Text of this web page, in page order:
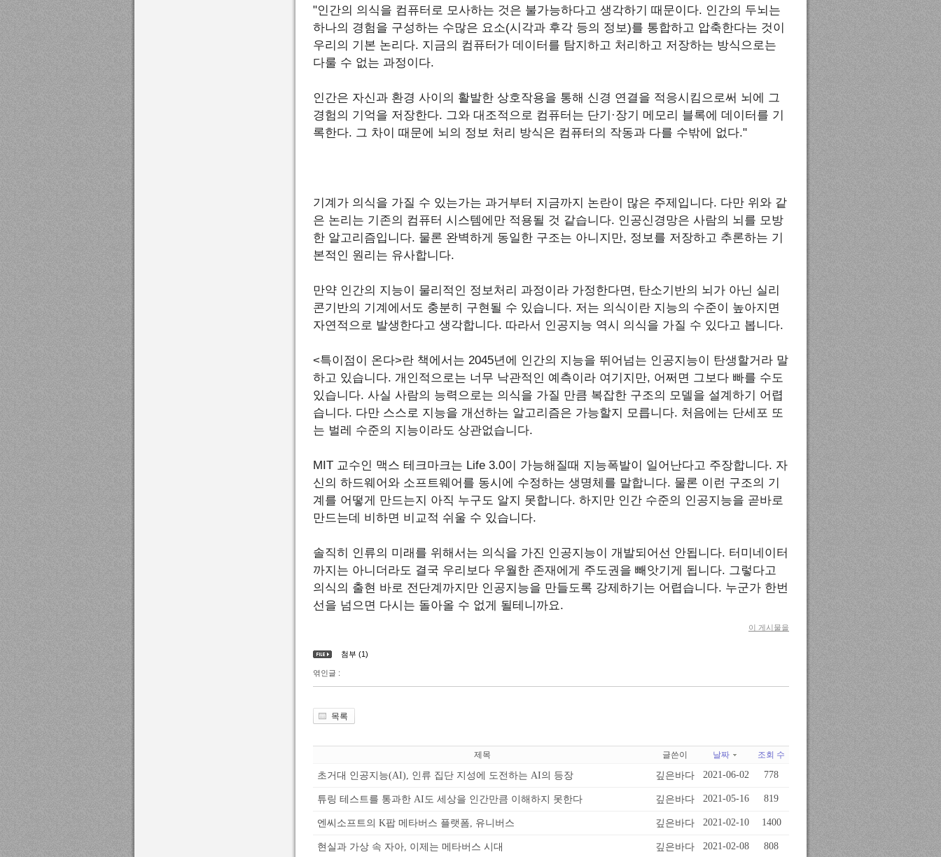
"인간의 의식을 컴퓨터로 모사하는 것은 불가능하다고 생각하기 때문이다. 인간의 두뇌는
하나의 경험을 구성하는 수많은 요소(시각과 후각 등의 정보)를 통합하고 압축한다는 것이
우리의 기본 논리다. 지금의 컴퓨터가 데이터를 탐지하고 처리하고 저장하는 방식으로는
다룰 수 없는 과정이다.
인간은 자신과 환경 사이의 활발한 상호작용을 통해 신경 연결을 적응시킴으로써 뇌에 그
경험의 기억을 저장한다. 그와 대조적으로 컴퓨터는 단기·장기 메모리 블록에 데이터를 기
록한다. 그 차이 때문에 뇌의 정보 처리 방식은 컴퓨터의 작동과 다를 수밖에 없다."
기계가 의식을 가질 수 있는가는 과거부터 지금까지 논란이 많은 주제입니다. 다만 위와 같
은 논리는 기존의 컴퓨터 시스템에만 적용될 것 같습니다. 인공신경망은 사람의 뇌를 모방
한 알고리즘입니다. 물론 완벽하게 동일한 구조는 아니지만, 정보를 저장하고 추론하는 기
본적인 원리는 유사합니다.
만약 인간의 지능이 물리적인 정보처리 과정이라 가정한다면, 탄소기반의 뇌가 아닌 실리
콘기반의 기계에서도 충분히 구현될 수 있습니다. 저는 의식이란 지능의 수준이 높아지면
자연적으로 발생한다고 생각합니다. 따라서 인공지능 역시 의식을 가질 수 있다고 봅니다.
<특이점이 온다>란 책에서는 2045년에 인간의 지능을 뛰어넘는 인공지능이 탄생할거라 말
하고 있습니다. 개인적으로는 너무 낙관적인 예측이라 여기지만, 어쩌면 그보다 빠를 수도
있습니다. 사실 사람의 능력으로는 의식을 가질 만큼 복잡한 구조의 모델을 설계하기 어렵
습니다. 다만 스스로 지능을 개선하는 알고리즘은 가능할지 모릅니다. 처음에는 단세포 또
는 벌레 수준의 지능이라도 상관없습니다.
MIT 교수인 맥스 테크마크는 Life 3.0이 가능해질때 지능폭발이 일어난다고 주장합니다. 자
신의 하드웨어와 소프트웨어를 동시에 수정하는 생명체를 말합니다. 물론 이런 구조의 기
계를 어떻게 만드는지 아직 누구도 알지 못합니다. 하지만 인간 수준의 인공지능을 곧바로
만드는데 비하면 비교적 쉬울 수 있습니다.
솔직히 인류의 미래를 위해서는 의식을 가진 인공지능이 개발되어선 안됩니다. 터미네이터
까지는 아니더라도 결국 우리보다 우월한 존재에게 주도권을 빼앗기게 됩니다. 그렇다고
의식의 출현 바로 전단계까지만 인공지능을 만들도록 강제하기는 어렵습니다. 누군가 한번
선을 넘으면 다시는 돌아올 수 없게 될테니까요.
이 게시물을
첨부 (1)
엮인글 :
목록
제목 글쓴이 날짜 조회 수
초거대 인공지능(AI), 인류 집단 지성에 도전하는 AI의 등장 깊은바다 2021-06-02 778
튜링 테스트를 통과한 AI도 세상을 인간만큼 이해하지 못한다 깊은바다 2021-05-16 819
엔씨소프트의 K팝 메타버스 플랫폼, 유니버스 깊은바다 2021-02-10 1400
현실과 가상 속 자아, 이제는 메타버스 시대 깊은바다 2021-02-08 808